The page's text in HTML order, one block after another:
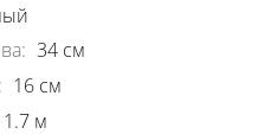
: 34 см
: 16 см
1.7 м